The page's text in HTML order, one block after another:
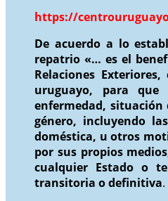
https://
De acuerdo a lo
repatrio «… es el
Relaciones
uruguayo, para que
enfermedad,
género, incluyendo
doméstica, u otros
por sus propios
cualquier Estado o
transitoria o definitiva.